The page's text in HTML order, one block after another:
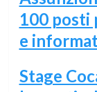
100 posti
e
Stage